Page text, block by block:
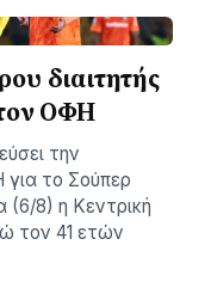
διαιτητής
ΟΦΗ
την
το Σούπερ
8) η Κεντρική
τον 41 ετών